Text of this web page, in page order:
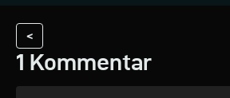
<
1 Kommentar